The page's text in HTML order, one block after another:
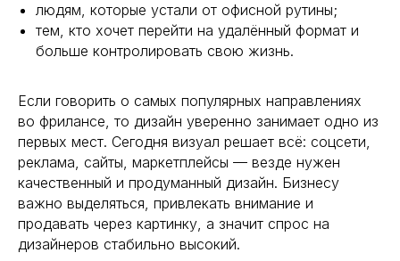
людям, которые устали от офисной рутины;
тем, кто хочет перейти на удалённый формат и
больше контролировать свою жизнь.
Если говорить о самых популярных направлениях
во фрилансе, то дизайн уверенно занимает одно из
первых мест. Сегодня визуал решает всё: соцсети,
реклама, сайты, маркетплейсы — везде нужен
качественный и продуманный дизайн. Бизнесу
важно выделяться, привлекать внимание и
продавать через картинку, а значит спрос на
дизайнеров стабильно высокий.